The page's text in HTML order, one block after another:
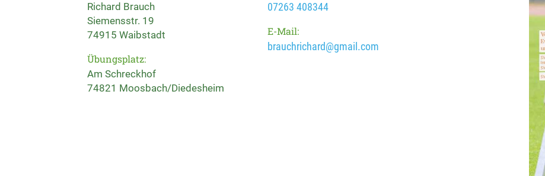
Richard Brauch
Siemensstr. 19
74915 Waibstadt
Übungsplatz:
Am Schreckhof
74821 Moosbach/Diedesheim
07263 408344
E-Mail:
brauchrichard@gmail.com